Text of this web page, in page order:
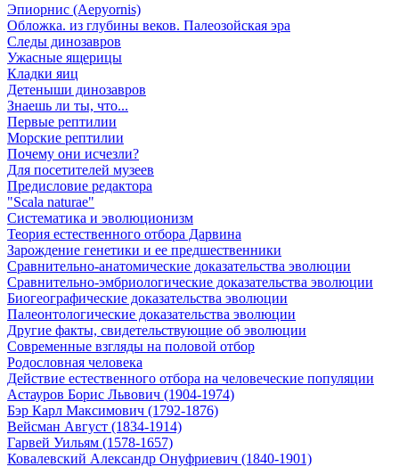
Эпиорнис (Aepyornis)
Обложка. из глубины веков. Палеозойская эра
Следы динозавров
Ужасные ящерицы
Кладки яиц
Детеныши динозавров
Знаешь ли ты, что...
Первые рептилии
Морские рептилии
Почему они исчезли?
Для посетителей музеев
Предисловие редактора
"Scala naturae"
Систематика и эволюционизм
Теория естественного отбора Дарвина
Зарождение генетики и ее предшественники
Сравнительно-анатомические доказательства эволюции
Сравнительно-эмбриологические доказательства эволюции
Биогеографические доказательства эволюции
Палеонтологические доказательства эволюции
Другие факты, свидетельствующие об эволюции
Современные взгляды на половой отбор
Родословная человека
Действие естественного отбора на человеческие популяции
Астауров Борис Львович (1904-1974)
Бэр Карл Максимович (1792-1876)
Вейсман Август (1834-1914)
Гарвей Уильям (1578-1657)
Ковалевский Александр Онуфриевич (1840-1901)